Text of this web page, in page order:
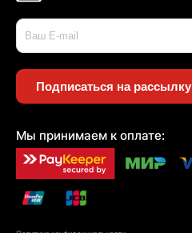
Подписаться на рассылку
Мы принимаем к оплате: